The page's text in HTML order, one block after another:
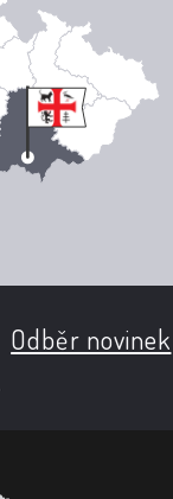
Odběr novinek